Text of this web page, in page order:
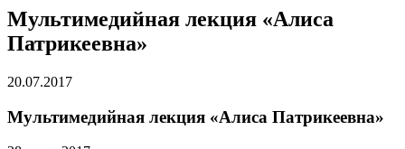
Мультимедийная лекция «Алиса
Патрикеевна»
20.07.2017
Мультимедийная лекция «Алиса Патрикеевна»